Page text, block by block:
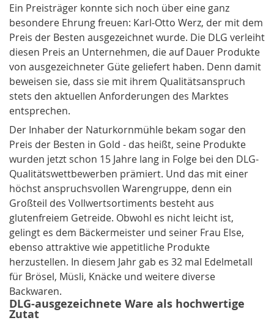
Ein Preisträger konnte sich noch über eine ganz
besondere Ehrung freuen: Karl-Otto Werz, der mit dem
Preis der Besten ausgezeichnet wurde. Die DLG verleiht
diesen Preis an Unternehmen, die auf Dauer Produkte
von ausgezeichneter Güte geliefert haben. Denn damit
beweisen sie, dass sie mit ihrem Qualitätsanspruch
stets den aktuellen Anforderungen des Marktes
entsprechen.
Der Inhaber der Naturkornmühle bekam sogar den
Preis der Besten in Gold - das heißt, seine Produkte
wurden jetzt schon 15 Jahre lang in Folge bei den DLG-
Qualitätswettbewerben prämiert. Und das mit einer
höchst anspruchsvollen Warengruppe, denn ein
Großteil des Vollwertsortiments besteht aus
glutenfreiem Getreide. Obwohl es nicht leicht ist,
gelingt es dem Bäckermeister und seiner Frau Else,
ebenso attraktive wie appetitliche Produkte
herzustellen. In diesem Jahr gab es 32 mal Edelmetall
für Brösel, Müsli, Knäcke und weitere diverse
Backwaren.
DLG-ausgezeichnete Ware als hochwertige
Zutat